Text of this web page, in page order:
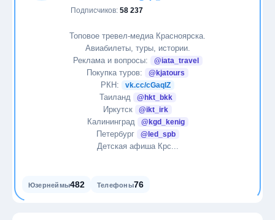
Подписчиков: 58 237
Топовое тревел-медиа Красноярска.
Авиабилеты, туры, истории.
Реклама и вопросы:
@iata_travel
Покупка туров: @kjatours
РКН: vk.cc/cGaqIZ
Таиланд @hkt_bkk
Иркутск @ikt_irk
Калининград @kgd_kenig
Петербург @led_spb
Детская афиша Крс...
Юзернеймы482 Телефоны76